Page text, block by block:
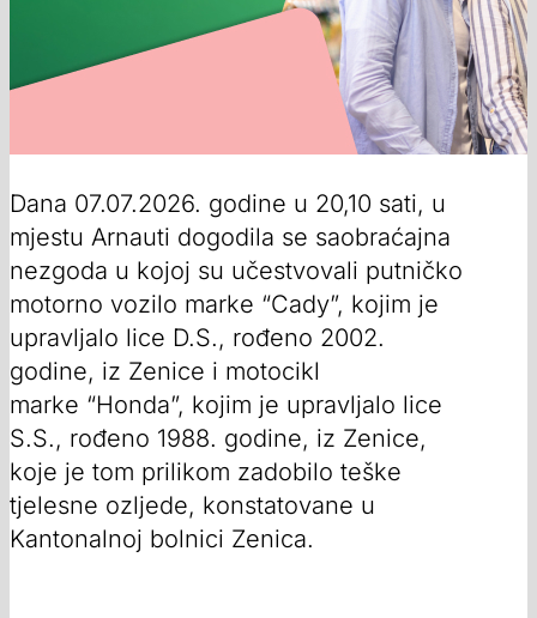
Dana 07.07.2026. godine u 20,10 sati, u
mjestu Arnauti dogodila se saobraćajna
nezgoda u kojoj su učestvovali putničko
motorno vozilo marke “Cady”, kojim je
upravljalo lice D.S., rođeno 2002.
godine, iz Zenice i motocikl
marke “Honda”, kojim je upravljalo lice
S.S., rođeno 1988. godine, iz Zenice,
koje je tom prilikom zadobilo teške
tjelesne ozljede, konstatovane u
Kantonalnoj bolnici Zenica.